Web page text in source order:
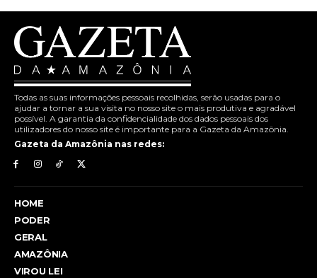
Todas as suas informações pessoais recolhidas, serão usadas para o
ajudar a tornar a sua visita no nosso site o mais produtiva e agradável
possível. A garantia da confidencialidade dos dados pessoais dos
utilizadores do nosso site é importante para a Gazeta da Amazônia.
Gazeta da Amazônia nas redes:
HOME
PODER
GERAL
AMAZÔNIA
VIROU LEI